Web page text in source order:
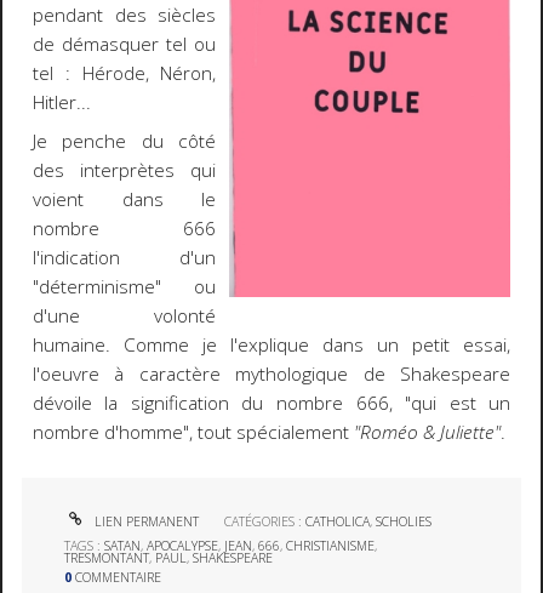
pendant des siècles
de démasquer tel ou
tel : Hérode, Néron,
Hitler...
Je penche du côté
des interprètes qui
voient dans le
nombre 666
l'indication d'un
"déterminisme" ou
d'une volonté
humaine. Comme je l'explique dans un petit essai,
l'oeuvre à caractère mythologique de Shakespeare
dévoile la signification du nombre 666, "qui est un
nombre d'homme", tout spécialement "Roméo & Juliette".
LIEN PERMANENT CATÉGORIES :CATHOLICA,SCHOLIES
TAGS :SATAN,APOCALYPSE, JEAN,666,CHRISTIANISME,
TRESMONTANT, PAUL ,SHAKESPEARE
0 COMMENTAIRE